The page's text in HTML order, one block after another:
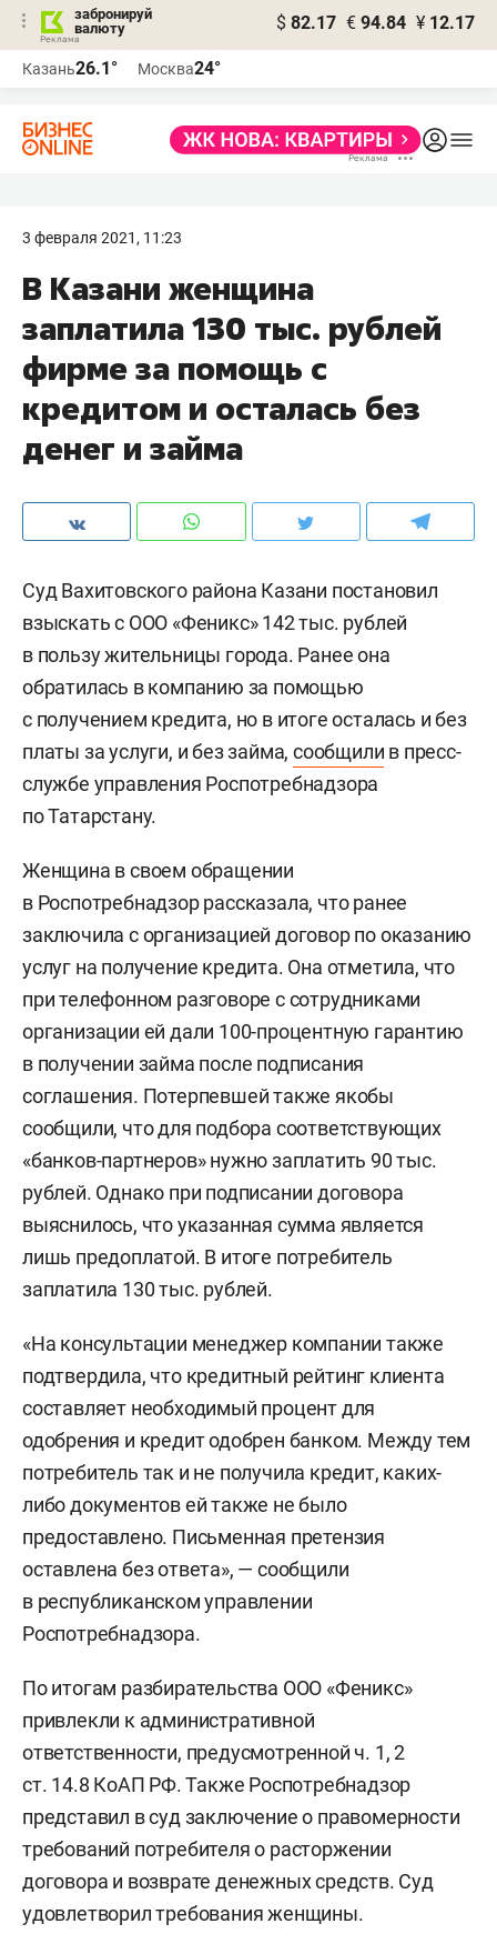
забронируй
валюту
$ 82.17 € 94.84 ¥ 12.17
Казань26.1° Москва24°
3 февраля 2021, 11:23
​В Казани женщина
заплатила 130 тыс. рублей
фирме за помощь с
кредитом и осталась без
денег и займа
Суд Вахитовского района Казани постановил
взыскать с ООО «Феникс» 142 тыс. рублей
в пользу жительницы города. Ранее она
обратилась в компанию за помощью
с получением кредита, но в итоге осталась и без
платы за услуги, и без займа,сообщили в пресс-
службе управления Роспотребнадзора
по Татарстану.
Женщина в своем обращении
в Роспотребнадзор рассказала, что ранее
заключила с организацией договор по оказанию
услуг на получение кредита. Она отметила, что
при телефонном разговоре с сотрудниками
организации ей дали 100-процентную гарантию
в получении займа после подписания
соглашения. Потерпевшей также якобы
сообщили, что для подбора соответствующих
«банков-партнеров» нужно заплатить 90 тыс.
рублей. Однако при подписании договора
выяснилось, что указанная сумма является
лишь предоплатой. В итоге потребитель
заплатила 130 тыс. рублей.
«На консультации менеджер компании также
подтвердила, что кредитный рейтинг клиента
составляет необходимый процент для
одобрения и кредит одобрен банком. Между тем
потребитель так и не получила кредит, каких-
либо документов ей также не было
предоставлено. Письменная претензия
оставлена без ответа», — сообщили
в республиканском управлении
Роспотребнадзора.
По итогам разбирательства ООО «Феникс»
привлекли к административной
ответственности, предусмотренной ч. 1, 2
ст. 14.8 КоАП РФ. Также Роспотребнадзор
представил в суд заключение о правомерности
требований потребителя о расторжении
договора и возврате денежных средств. Суд
удовлетворил требования женщины.